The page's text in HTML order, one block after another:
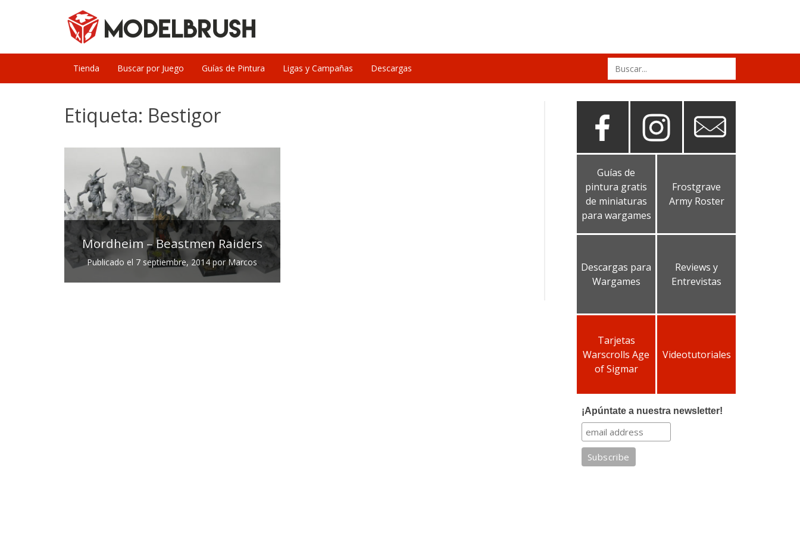
Tienda Buscar por Juego Guías de Pintura Ligas y Campañas Descargas
Search
for:
Etiqueta: Bestigor
Mordheim – Beastmen Raiders
Publicado el 7 septiembre, 2014porMarcos
Guías de
pintura gratis
de miniaturas
para wargames
Frostgrave
Army Roster
Descargas para
Wargames
Reviews y
Entrevistas
Tarjetas
Warscrolls Age
of Sigmar
Videotutoriales
¡Apúntate a nuestra newsletter!